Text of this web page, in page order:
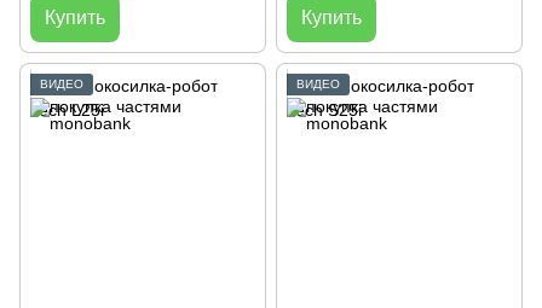
Купить Купить
ВИДЕО ВИДЕО